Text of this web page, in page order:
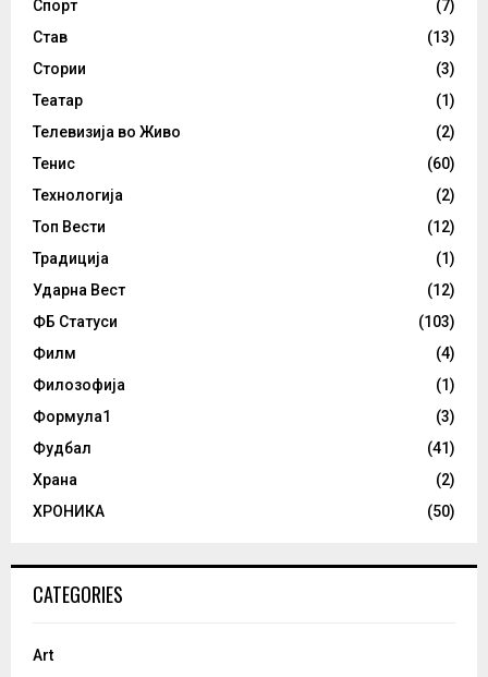
Спорт
(7)
Став
(13)
Стории
(3)
Театар
(1)
Телевизија во Живо
(2)
Тенис
(60)
Технологија
(2)
Топ Вести
(12)
Традиција
(1)
Ударна Вест
(12)
ФБ Статуси
(103)
Филм
(4)
Филозофија
(1)
Формула1
(3)
Фудбал
(41)
Храна
(2)
ХРОНИКА
(50)
CATEGORIES
Art